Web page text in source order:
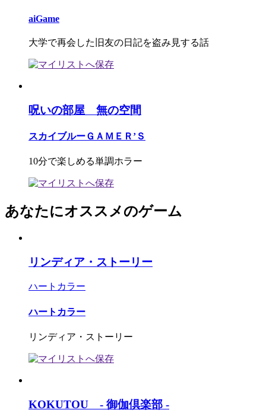
aiGame
大学で再会した旧友の日記を盗み見する話
呪いの部屋 無の空間
スカイブルーＧＡＭＥＲ’Ｓ
10分で楽しめる単調ホラー
あなたにオススメのゲーム
リンディア・ストーリー
ハートカラー
ハートカラー
リンディア・ストーリー
KOKUTOU - 御伽倶楽部 -